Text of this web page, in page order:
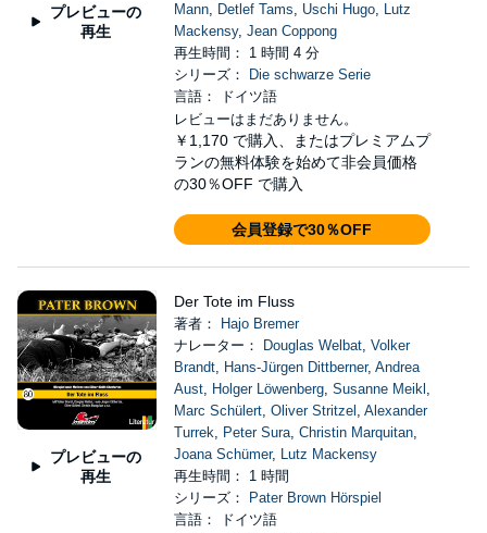
プレビューの
再生
Mann, Detlef Tams, Uschi Hugo, Lutz
Mackensy, Jean Coppong
再生時間： 1 時間 4 分
シリーズ：
Die schwarze Serie
言語： ドイツ語
レビューはまだありません。
￥1,170 で購入、またはプレミアムプ
ランの無料体験を始めて非会員価格
の30％OFF で購入
会員登録で30％OFF
プレビューの
再生
Der Tote im Fluss
著者：
Hajo Bremer
ナレーター：
Douglas Welbat, Volker
Brandt, Hans-Jürgen Dittberner, Andrea
Aust, Holger Löwenberg, Susanne Meikl ,
Marc Schülert, Oliver Stritzel , Alexander
Turrek, Peter Sura, Christin Marquitan,
Joana Schümer, Lutz Mackensy
再生時間： 1 時間
シリーズ：
Pater Brown Hörspiel
言語： ドイツ語